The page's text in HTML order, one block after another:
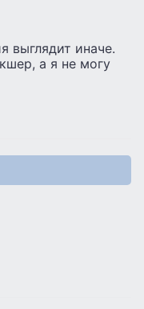
выглядит иначе.
а я не могу